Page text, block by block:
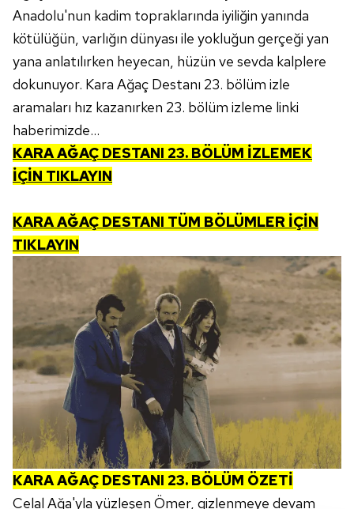
Anadolu'nun kadim topraklarında iyiliğin yanında
kötülüğün, varlığın dünyası ile yokluğun gerçeği yan
yana anlatılırken heyecan, hüzün ve sevda kalplere
dokunuyor. Kara Ağaç Destanı 23. bölüm izle
aramaları hız kazanırken 23. bölüm izleme linki
haberimizde...
KARA AĞAÇ DESTANI 23. BÖLÜM İZLEMEK
İÇİN TIKLAYIN
KARA AĞAÇ DESTANI TÜM BÖLÜMLER İÇİN
TIKLAYIN
KARA AĞAÇ DESTANI 23. BÖLÜM ÖZETİ
Celal Ağa'yla yüzleşen Ömer, gizlenmeye devam